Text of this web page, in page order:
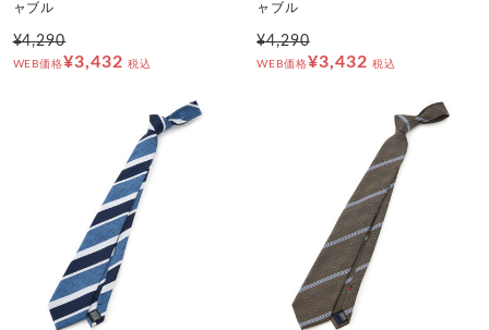
ャブル
¥4,290
WEB価格¥3,432 税込
ャブル
¥4,290
WEB価格¥3,432 税込